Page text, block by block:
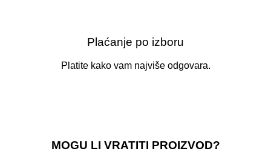
Plaćanje po izboru
Platite kako vam najviše odgovara.
MOGU LI VRATITI PROIZVOD?